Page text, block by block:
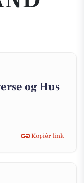
og Hus
Kopiér link